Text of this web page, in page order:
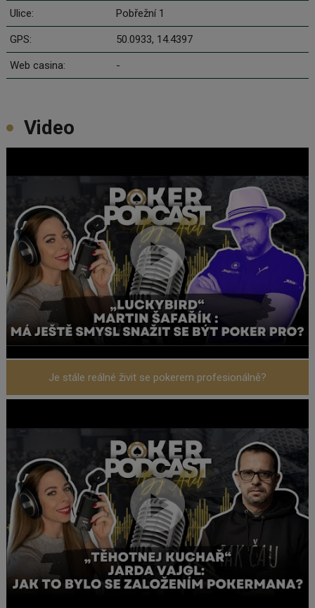
Ulice: Pobřežní 1
GPS: 50.0933, 14.4397
Web casina: -
Video
Je stále reálné živit se pokerem profesionálně?